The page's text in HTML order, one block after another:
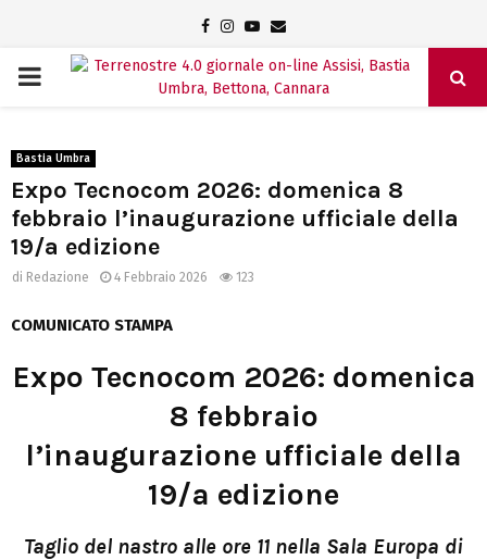
Facebook
Instagram
Youtube
Email
PRIMARY
Bastia Umbra
Expo Tecnocom 2026: domenica 8
febbraio l’inaugurazione ufficiale della
19/a edizione
di Redazione 4 Febbraio 2026 123
COMUNICATO STAMPA
Expo Tecnocom 2026: domenica
8 febbraio
l’inaugurazione ufficiale della
19/a edizione
Taglio del nastro alle ore 11 nella Sala Europa di